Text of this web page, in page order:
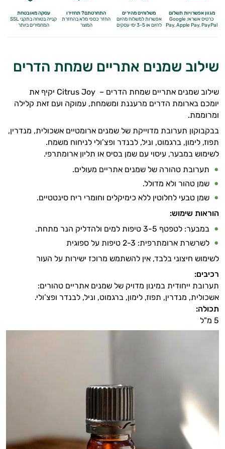
מגוון אפשרויות תשלום
כרטיס אשראי, Google
Pay,Apple Pay, PayPal
משלוחים מהירים
אפשרות למשלוח מהיום
להיום או 3-5 ימי עסקים
התחרטתם? תחזירו
החזר כספי מלאבהחזרת
המוצר
עסקה מאובטחת
קנייה בטוחה בתקני SSL
המחמירים ביותר
שילוב שמנים אתריים שמחת הדרים
שילוב שמנים אתריים שמחת הדרים – Citrus Joy יקיף את
יומכם בארומת הדרים מרעננת ומשמחת, עמוקה ועם זאת קלילה
ומרוממת.
בבקבוקון תערובת מדוייקת של שמנים ארומטיים אשכולית, מנדרין,
תפוז, לימון, ברגמוט, וניל, לבנדר ופצ’ולי לניחוח משמח.
לשימוש במבער, עיסוי עם שמן בסיס או תליון ארומתרפי.
תערובת טהורה של שמנים אתריים מעולים.
שמן טהור ולא מדולל.
שמן טבעי לחלוטין ללא כימיקלים וחומרי ריח סינטטיים.
הוראות שימוש:
במבער: לטפטף 3-5 טיפות למים ולהדליק הנר מתחת.
לשרשרת ארומתרפית: 2-3 טיפות על ספוגית
לשימוש חיצוני בלבד, אין להשתמש מרוכז ישירות על העור
רכיבים:
תערובת ייחודית במינון מדויק של שמנים אתריים טהורים:
אשכולית, מנדרין, תפוז, לימון, ברגמוט, וניל, לבנדר ופצ’ולי.
תכולה:
5 מ"ל